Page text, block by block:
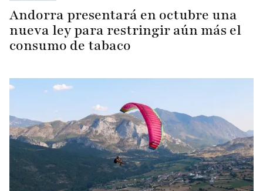
Andorra presentará en octubre una
nueva ley para restringir aún más el
consumo de tabaco